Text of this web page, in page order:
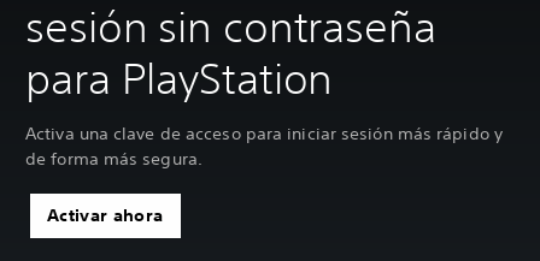
sesión sin contraseña
para PlayStation
Activa una clave de acceso para iniciar sesión más rápido y
de forma más segura.
Activar ahora